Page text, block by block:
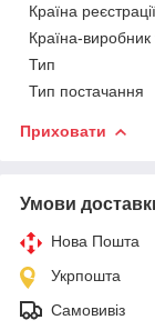
Країна
Країна-виробник
Тип
Тип постачання
Приховати
Умови
Нова Пошта
Укрпошта
Самовивіз